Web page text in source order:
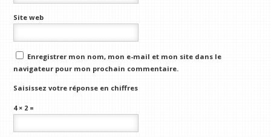
Site web
Enregistrer mon nom, mon e-mail et mon site dans le
navigateur pour mon prochain commentaire.
Saisissez votre réponse en chiffres
4 × 2 =